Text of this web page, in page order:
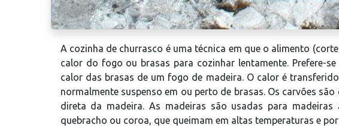
A cozinha de churrasco é uma técnica em que o alimento
calor do fogo ou brasas para cozinhar lentamente. Prefere-
calor das brasas de um fogo de madeira. O calor é
normalmente suspenso em ou perto de brasas. Os carvões
direta da madeira. As madeiras são usadas para
quebracho ou coroa, que queimam em altas temperaturas e